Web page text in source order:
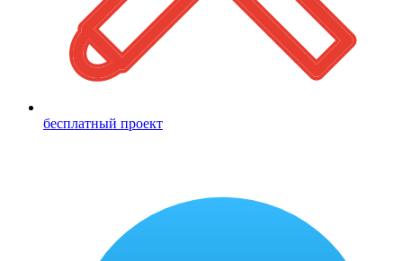
бесплатный проект